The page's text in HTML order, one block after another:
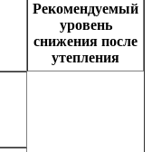
Рекомендуемый
уровень
снижения после
утепления